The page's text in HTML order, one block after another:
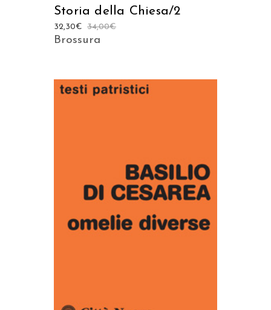
Storia della Chiesa/2
34,00€
32,30€
Brossura
AGGIUNGI AL CARRELLO